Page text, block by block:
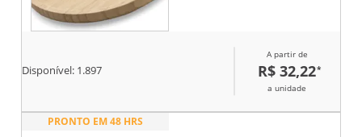
Disponível: 1.897
A partir de
R$ 32,22*
a unidade
PRONTO EM 48 HRS